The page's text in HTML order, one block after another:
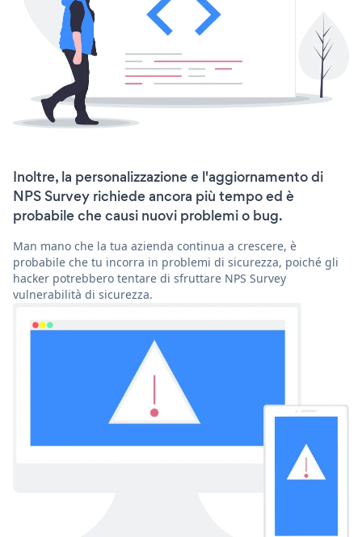
Inoltre, la personalizzazione e l'aggiornamento di
NPS Survey richiede ancora più tempo ed è
probabile che causi nuovi problemi o bug.
Man mano che la tua azienda continua a crescere, è
probabile che tu incorra in problemi di sicurezza, poiché gli
hacker potrebbero tentare di sfruttare NPS Survey
vulnerabilità di sicurezza.